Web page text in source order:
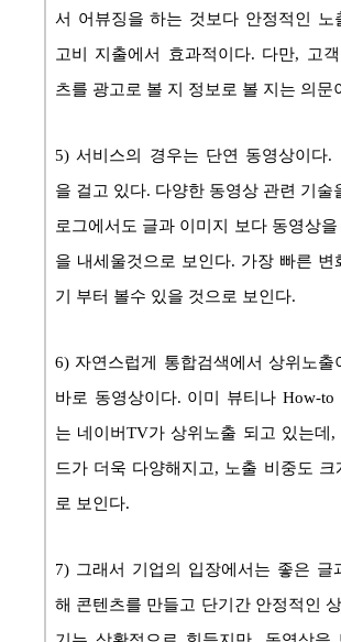
서 어뷰징을 하는 것보다 안정적인 노
고비 지출에서 효과적이다. 다만, 고객
츠를 광고로 볼 지 정보로 볼 지는 의문
5) 서비스의 경우는 단연 동영상이다.
을 걸고 있다. 다양한 동영상 관련 기술
로그에서도 글과 이미지 보다 동영상
을 내세울것으로 보인다. 가장 빠른 변
기 부터 볼수 있을 것으로 보인다.
6) 자연스럽게 통합검색에서 상위노출
바로 동영상이다. 이미 뷰티나 How-to
는 네이버TV가 상위노출 되고 있는데,
드가 더욱 다양해지고, 노출 비중도 크
로 보인다.
7) 그래서 기업의 입장에서는 좋은 글
해 콘텐츠를 만들고 단기간 안정적인